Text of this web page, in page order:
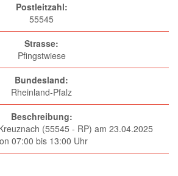
Postleitzahl:
55545
Strasse:
Pfingstwiese
Bundesland:
Rheinland-Pfalz
Beschreibung:
(55545 - RP) am 23.04.2025
07:00 bis 13:00 Uhr